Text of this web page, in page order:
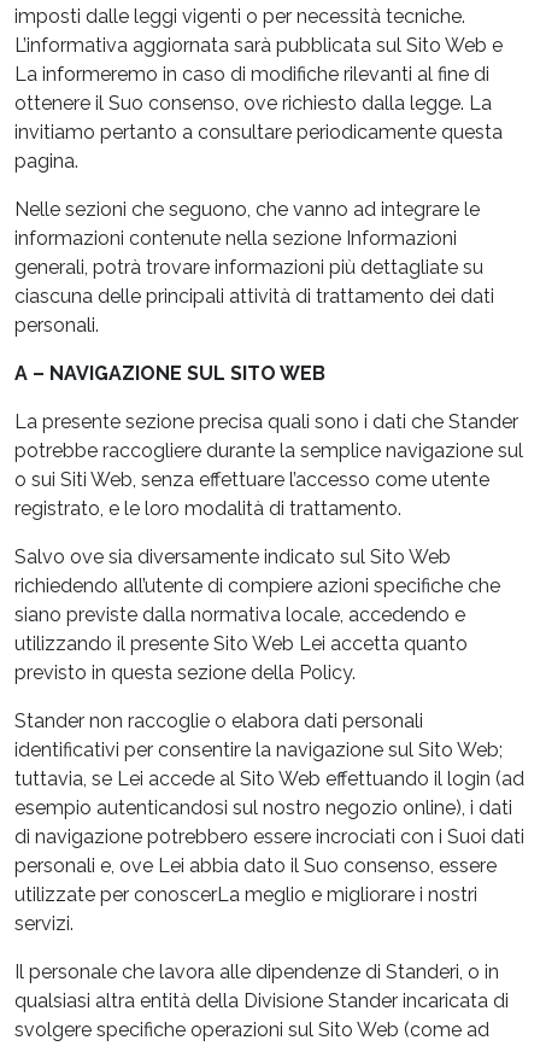
imposti dalle leggi vigenti o per necessità tecniche.
L’informativa aggiornata sarà pubblicata sul Sito Web e
La informeremo in caso di modifiche rilevanti al fine di
ottenere il Suo consenso, ove richiesto dalla legge. La
invitiamo pertanto a consultare periodicamente questa
pagina.
Nelle sezioni che seguono, che vanno ad integrare le
informazioni contenute nella sezione Informazioni
generali, potrà trovare informazioni più dettagliate su
ciascuna delle principali attività di trattamento dei dati
personali.
A – NAVIGAZIONE SUL SITO WEB
La presente sezione precisa quali sono i dati che Stander
potrebbe raccogliere durante la semplice navigazione sul
o sui Siti Web, senza effettuare l’accesso come utente
registrato, e le loro modalità di trattamento.
Salvo ove sia diversamente indicato sul Sito Web
richiedendo all’utente di compiere azioni specifiche che
siano previste dalla normativa locale, accedendo e
utilizzando il presente Sito Web Lei accetta quanto
previsto in questa sezione della Policy.
Stander non raccoglie o elabora dati personali
identificativi per consentire la navigazione sul Sito Web;
tuttavia, se Lei accede al Sito Web effettuando il login (ad
esempio autenticandosi sul nostro negozio online), i dati
di navigazione potrebbero essere incrociati con i Suoi dati
personali e, ove Lei abbia dato il Suo consenso, essere
utilizzate per conoscerLa meglio e migliorare i nostri
servizi.
Il personale che lavora alle dipendenze di Standeri, o in
qualsiasi altra entità della Divisione Stander incaricata di
svolgere specifiche operazioni sul Sito Web (come ad